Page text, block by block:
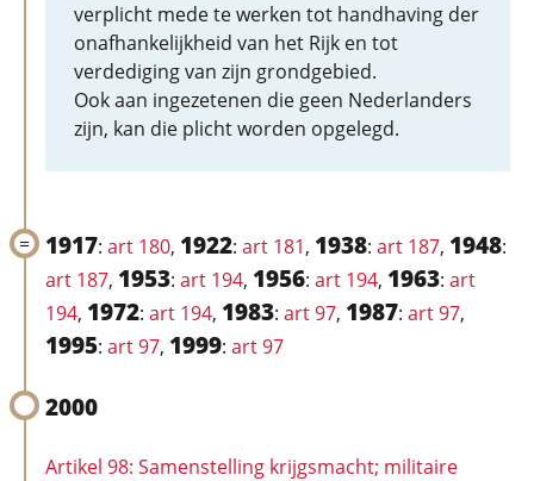
verplicht mede te werken tot handhaving der
onafhankelijkheid van het Rijk en tot
verdediging van zijn grondgebied.
Ook aan ingezetenen die geen Nederlanders
zijn, kan die plicht worden opgelegd.
1917: art 180, 1922: art 181, 1938: art 187, 1948:
art 187, 1953: art 194, 1956: art 194, 1963: art
194, 1972: art 194, 1983: art 97, 1987: art 97,
1995: art 97, 1999: art 97
2000
Artikel 98: Samenstelling krijgsmacht; militaire